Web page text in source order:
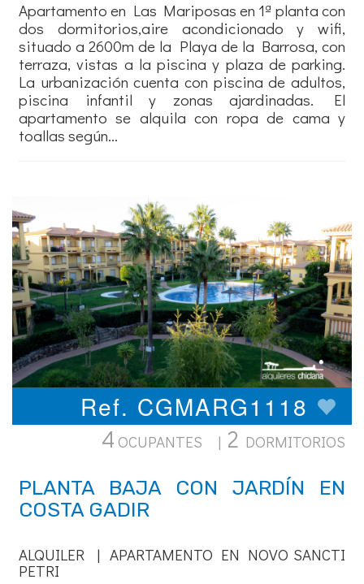
Apartamento en Las Mariposas en 1ª planta con
dos dormitorios,aire acondicionado y wifi,
situado a 2600m de la Playa de la Barrosa, con
terraza, vistas a la piscina y plaza de parking.
La urbanización cuenta con piscina de adultos,
piscina infantil y zonas ajardinadas. El
apartamento se alquila con ropa de cama y
toallas según...
Ref. CGMARG1118
4 OCUPANTES | 2 DORMITORIOS
PLANTA BAJA CON JARDÍN EN
COSTA GADIR
ALQUILER | APARTAMENTO EN NOVO SANCTI
PETRI